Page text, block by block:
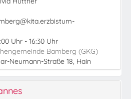
Uhr - 16:30 Uhr
Bamberg (GKG)
Neumann-Straße 18, Hain